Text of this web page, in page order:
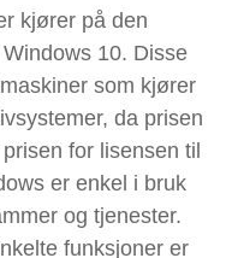
kjører på den
10. Disse
som kjører
da prisen
for lisensen til
er enkel i bruk
og tjenester.
funksjoner er